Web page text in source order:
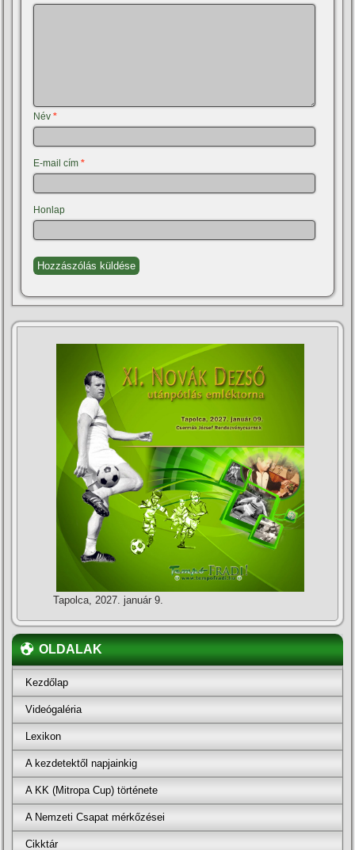
Név*
E-mail cím*
Honlap
Tapolca, 2027. január 9.
OLDALAK
Kezdőlap
Videógaléria
Lexikon
A kezdetektől napjainkig
A KK (Mitropa Cup) története
A Nemzeti Csapat mérkőzései
Cikktár